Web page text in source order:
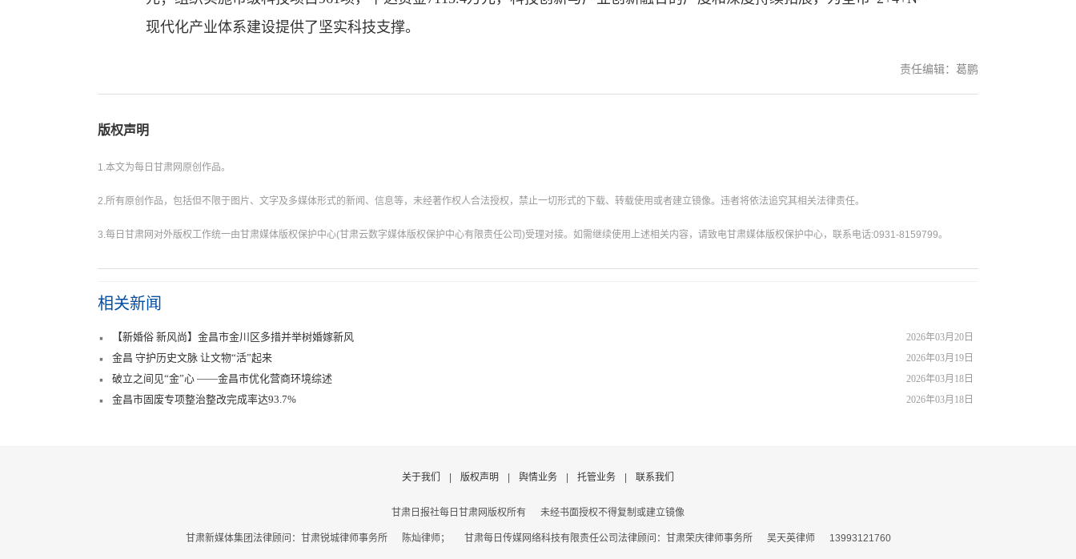
现代化产业体系建设提供了坚实科技支撑。
责任编辑：葛鹏
版权声明
1.本文为每日甘肃网原创作品。
2.所有原创作品，包括但不限于图片、文字及多媒体形式的新闻、信息等，未经著作权人合法授权，禁止一切形式的下载、转载使用或者建立镜像。违者将依法追究其相关法律责任。
3.每日甘肃网对外版权工作统一由甘肃媒体版权保护中心(甘肃云数字媒体版权保护中心有限责任公司)受理对接。如需继续使用上述相关内容，请致电甘肃媒体版权保护中心，联系电话:0931-8159799。
相关新闻
2026年03月20日
【新婚俗 新风尚】金昌市金川区多措并举树婚嫁新风
2026年03月19日
金昌 守护历史文脉 让文物“活”起来
2026年03月18日
破立之间见“金”心 ——金昌市优化营商环境综述
2026年03月18日
金昌市固废专项整治整改完成率达93.7%
关于我们 版权声明 舆情业务 托管业务 联系我们
甘肃日报社每日甘肃网版权所有 未经书面授权不得复制或建立镜像
甘肃新媒体集团法律顾问：甘肃锐城律师事务所 陈灿律师； 甘肃每日传媒网络科技有限责任公司法律顾问：甘肃荣庆律师事务所 吴天英律师 13993121760